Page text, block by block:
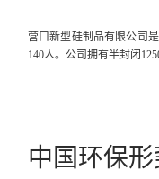
营口新型硅制品有限公司
140人。公司拥有半封闭
中国环保